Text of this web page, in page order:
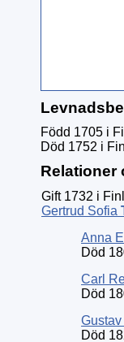
Född 1705 i
Död 1752 i
Relationer
Gift 1732 i
Gertrud Sofia
Anna
Död
Carl
Död
Död